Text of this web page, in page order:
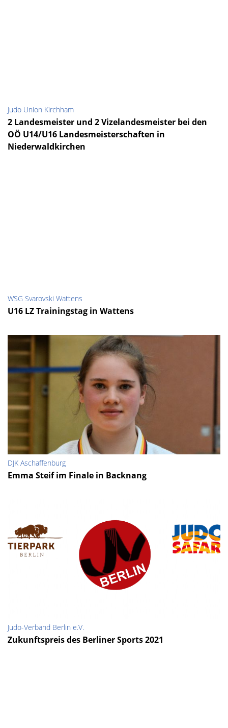
Judo Union Kirchham
2 Landesmeister und 2 Vizelandesmeister bei den
OÖ U14/U16 Landesmeisterschaften in
Niederwaldkirchen
WSG Svarovski Wattens
U16 LZ Trainingstag in Wattens
DJK Aschaffenburg
Emma Steif im Finale in Backnang
Judo-Verband Berlin e.V.
Zukunftspreis des Berliner Sports 2021